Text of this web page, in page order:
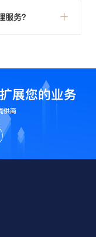
务？
展您的业务
供商